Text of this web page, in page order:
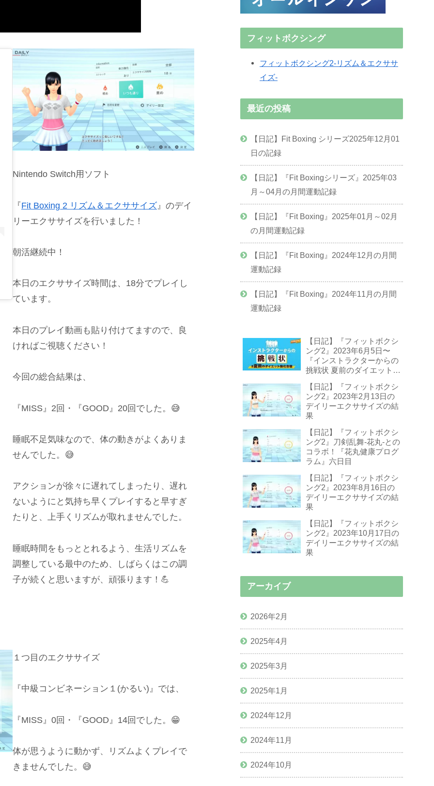
Nintendo Switch用ソフト
『Fit Boxing 2 リズム＆エクササイズ 』のデイ
リーエクササイズを行いました！
朝活継続中！
本日のエクササイズ時間は、18分でプレイし
ています。
本日のプレイ動画も貼り付けてますので、良
ければご視聴ください！
今回の総合結果は、
『MISS』2回・『GOOD』20回でした。😅
睡眠不足気味なので、体の動きがよくありま
せんでした。😅
アクションが徐々に遅れてしまったり、遅れ
ないようにと気持ち早くプレイすると早すぎ
たりと、上手くリズムが取れませんでした。
睡眠時間をもっととれるよう、生活リズムを
調整している最中のため、しばらくはこの調
子が続くと思いますが、頑張ります！💪
１つ目のエクササイズ
『中級コンビネーション１(かるい)』では、
『MISS』0回・『GOOD』14回でした。😁
体が思うように動かず、リズムよくプレイで
きませんでした。😅
フィットボクシング
フィットボクシング2-リズム＆エクササ
イズ-
最近の投稿
【日記】Fit Boxing シリーズ2025年12月01
日の記録
【日記】『Fit Boxingシリーズ』2025年03
月～04月の月間運動記録
【日記】『Fit Boxing』2025年01月～02月
の月間運動記録
【日記】『Fit Boxing』2024年12月の月間
運動記録
【日記】『Fit Boxing』2024年11月の月間
運動記録
【日記】『フィットボクシ
ング2』2023年6月5日〜
『インストラクターからの
挑戦状 夏前のダイエット強
【日記】『フィットボクシ
ング2』2023年2月13日の
デイリーエクササイズの結
果
【日記】『フィットボクシ
ング2』刀剣乱舞-花丸-との
コラボ！『花丸健康プログ
ラム』六日目
【日記】『フィットボクシ
ング2』2023年8月16日の
デイリーエクササイズの結
果
【日記】『フィットボクシ
ング2』2023年10月17日の
デイリーエクササイズの結
果
アーカイブ
2026年2月
2025年4月
2025年3月
2025年1月
2024年12月
2024年11月
2024年10月